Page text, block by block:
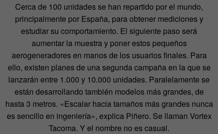
Cerca de 100 unidades se han repartido por el mundo,
principalmente por España, para obtener mediciones y
estudiar su comportamiento. El siguiente paso será
aumentar la muestra y poner estos pequeños
aerogeneradores en manos de los usuarios finales. Para
ello, existen planes de una segunda campaña en la que se
lanzarán entre 1.000 y 10.000 unidades. Paralelamente se
están desarrollando también modelos más grandes, de
hasta 3 metros. «Escalar hacia tamaños más grandes nunca
es sencillo en ingeniería», explica Piñero. Se llaman Vortex
Tacoma. Y el nombre no es casual.